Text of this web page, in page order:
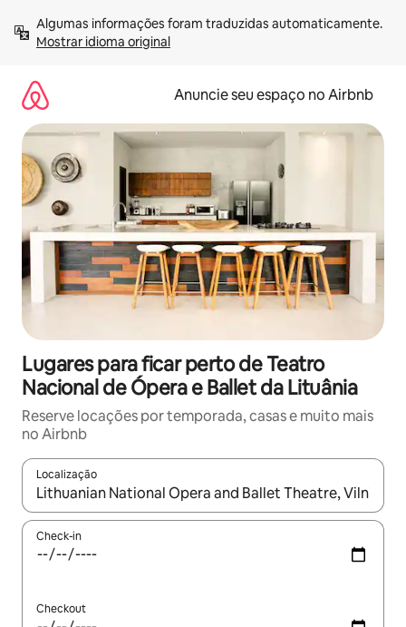
para
Mostrar idioma original
Anuncie seu espaço no Airbnb
Lugares para ficar perto de Teatro
Nacional de Ópera e Ballet da Lituânia
Reserve locações por temporada, casas e muito mais
no Airbnb
Localização
Quando os resultados estiverem disponíveis, explore-os
Check-in
Checkout